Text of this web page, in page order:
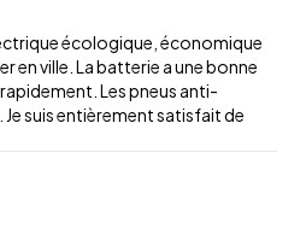
écologique, économique
en ville. La batterie a une bonne
Les pneus anti-
suis entièrement satisfait de